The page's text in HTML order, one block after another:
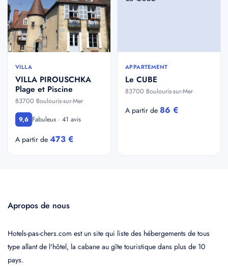
VILLA
VILLA PIROUSCHKA
Plage et Piscine
83700 Boulouris-sur-Mer
9,6 Fabuleux · 41 avis
A partir de 473 €
APPARTEMENT
Le CUBE
83700 Boulouris-sur-Mer
A partir de 86 €
Apropos de nous
Hotels-pas-chers.com est un site qui liste des hébergements de tous
type allant de l'hôtel, la cabane au gîte touristique dans plus de 10
pays.